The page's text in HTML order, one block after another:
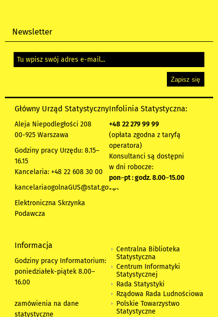
Newsletter
Główny Urząd Statystyczny
Aleja Niepodległości 208
00-925 Warszawa
Godziny pracy Urzędu: 8.15–
16.15
Kancelaria: +48 22 608 30 00
kancelariaogolnaGUS@stat.gov.pl
Elektroniczna Skrzynka
Podawcza
Infolinia Statystyczna:
+48 22 279 99 99
(opłata zgodna z taryfą
operatora)
Konsultanci są dostępni
w dni robocze:
pon–pt : godz. 8.00–15.00
Informacja
Godziny pracy Informatorium:
poniedziałek-piątek 8.00–
16.00
zamówienia na dane
statystyczne
Centralna Biblioteka
Statystyczna
Centrum Informatyki
Statystycznej
Rada Statystyki
Rządowa Rada Ludnościowa
Polskie Towarzystwo
Statystyczne